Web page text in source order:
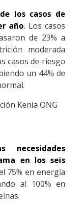
los casos de
año. Los casos
de 23% a
moderada
casos de riesgo
un 44% de
en los seis
75% en energía
al 100% en